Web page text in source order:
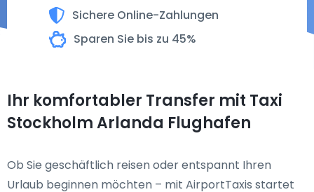
Sichere Online-Zahlungen
Sparen Sie bis zu 45%
Ihr komfortabler Transfer mit Taxi
Stockholm Arlanda Flughafen
Ob Sie geschäftlich reisen oder entspannt Ihren
Urlaub beginnen möchten – mit AirportTaxis startet